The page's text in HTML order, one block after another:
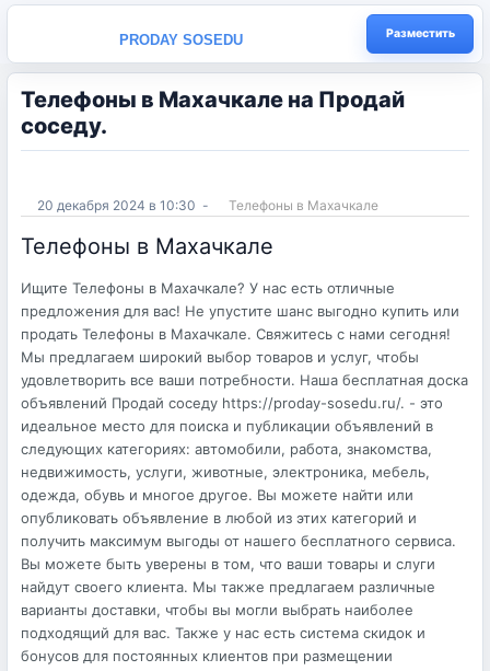
PRODAY SOSEDU Разместить
Телефоны в Махачкале на Продай
соседу.
20 декабря 2024 в 10:30 - Телефоны в Махачкале
Телефоны в Махачкале
Ищите Телефоны в Махачкале? У нас есть отличные
предложения для вас! Не упустите шанс выгодно купить или
продать Телефоны в Махачкале. Свяжитесь с нами сегодня!
Мы предлагаем широкий выбор товаров и услуг, чтобы
удовлетворить все ваши потребности. Наша бесплатная доска
объявлений Продай соседу https://proday-sosedu.ru/. - это
идеальное место для поиска и публикации объявлений в
следующих категориях: автомобили, работа, знакомства,
недвижимость, услуги, животные, электроника, мебель,
одежда, обувь и многое другое. Вы можете найти или
опубликовать объявление в любой из этих категорий и
получить максимум выгоды от нашего бесплатного сервиса.
Вы можете быть уверены в том, что ваши товары и слуги
найдут своего клиента. Мы также предлагаем различные
варианты доставки, чтобы вы могли выбрать наиболее
подходящий для вас. Также у нас есть система скидок и
бонусов для постоянных клиентов при размещении